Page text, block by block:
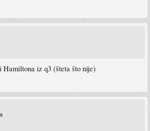
Hamiltona iz q3 (šteta što nije)